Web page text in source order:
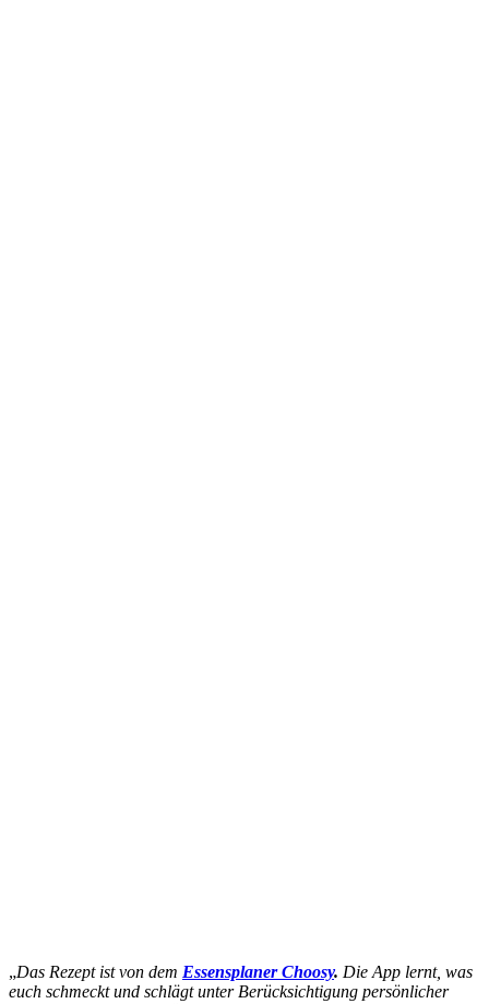
„Das Rezept ist von dem Essensplaner Choosy. Die App lernt, was
euch schmeckt und schlägt unter Berücksichtigung persönlicher